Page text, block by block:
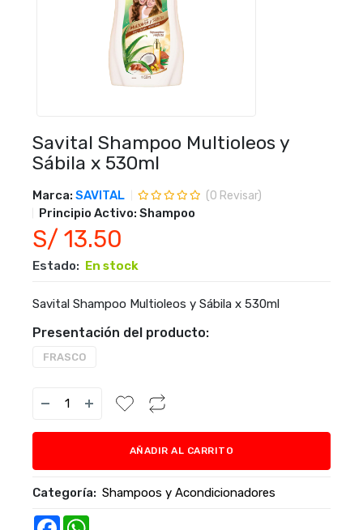
Savital Shampoo Multioleos y
Sábila x 530ml
Marca: SAVITAL (0 Revisar)
Principio Activo: Shampoo
S/ 13.50
Estado: En stock
Savital Shampoo Multioleos y Sábila x 530ml
Presentación del producto:
FRASCO
AÑADIR AL CARRITO
Categoría: Shampoos y Acondicionadores
Facebook